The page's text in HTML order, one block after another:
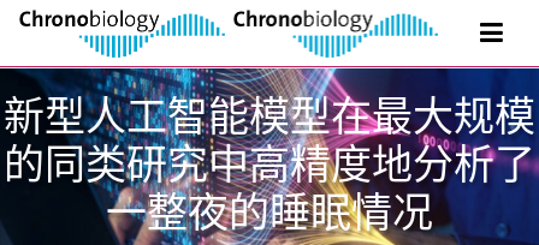
新型人工智能模型在最大规模
的同类研究中高精度地分析了
一整夜的睡眠情况